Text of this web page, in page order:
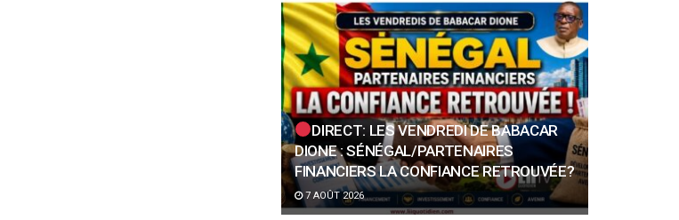
DIRECT: LES VENDREDI DE BABACAR
DIONE : SÉNÉGAL/PARTENAIRES
FINANCIERS LA CONFIANCE RETROUVÉE?
7 AOÛT 2026